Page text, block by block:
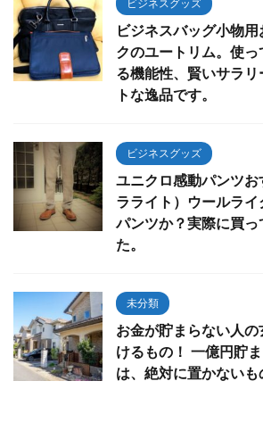
ビジネスグッズ
ビジネスバッグ小物
クのユートリム。使
る機能性、賢いサラ
トな逸品です。
ビジネスグッズ
ユニクロ感動パンツお
ラライト）ウールラ
パンツか？実際に買
た。
未分類
お金が貯まらない人
けるもの！ 一億円貯
は、絶対に置かないも